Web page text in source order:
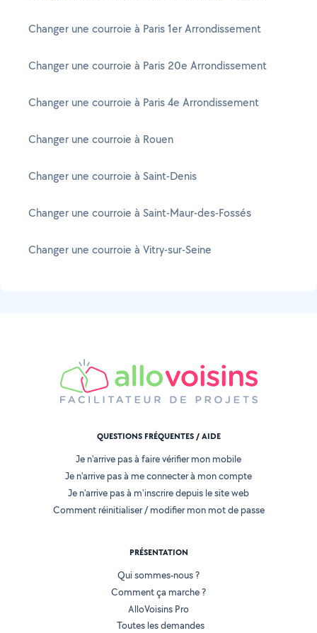
Changer une courroie à Paris 1er Arrondissement
Changer une courroie à Paris 20e Arrondissement
Changer une courroie à Paris 4e Arrondissement
Changer une courroie à Rouen
Changer une courroie à Saint-Denis
Changer une courroie à Saint-Maur-des-Fossés
Changer une courroie à Vitry-sur-Seine
QUESTIONS FRÉQUENTES / AIDE
Je n'arrive pas à faire vérifier mon mobile
Je n'arrive pas à me connecter à mon compte
Je n'arrive pas à m'inscrire depuis le site web
Comment réinitialiser / modifier mon mot de passe
PRÉSENTATION
Qui sommes-nous ?
Comment ça marche ?
AlloVoisins Pro
Toutes les demandes